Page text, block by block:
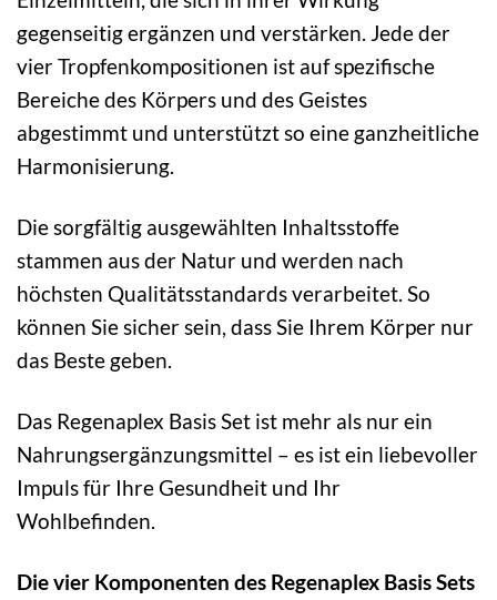
gegenseitig ergänzen und verstärken. Jede der
vier Tropfenkompositionen ist auf spezifische
Bereiche des Körpers und des Geistes
abgestimmt und unterstützt so eine ganzheitliche
Harmonisierung.
Die sorgfältig ausgewählten Inhaltsstoffe
stammen aus der Natur und werden nach
höchsten Qualitätsstandards verarbeitet. So
können Sie sicher sein, dass Sie Ihrem Körper nur
das Beste geben.
Das Regenaplex Basis Set ist mehr als nur ein
Nahrungsergänzungsmittel – es ist ein liebevoller
Impuls für Ihre Gesundheit und Ihr
Wohlbefinden.
Die vier Komponenten des Regenaplex Basis Sets